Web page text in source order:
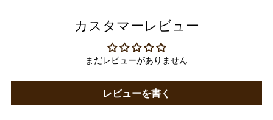
カスタマーレビュー
まだレビューがありません
レビューを書く